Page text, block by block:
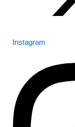
Instagram